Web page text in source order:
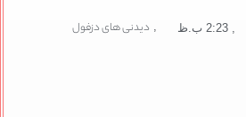
2:23 ب.ظ , دیدنی های دزفول